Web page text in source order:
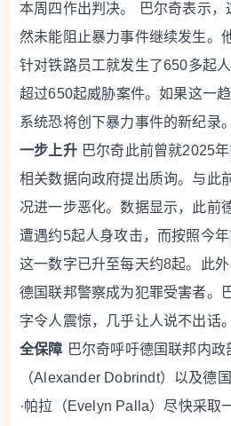
本周四作出判决。
巴尔奇表示
然未能阻止暴力事件继续发生。
针对铁路员工就发生了650多起
超过650起威胁案件。如果这一
系统恐将创下暴力事件的新纪录
一步上升 巴尔奇此前曾就2025
相关数据向政府提出质询。与此
况进一步恶化。数据显示，此前
遭遇约5起人身攻击，而按照今年
这一数字已升至每天约8起。此
德国联邦警察成为犯罪受害者。
字令人震惊，几乎让人说不出话
全保障 巴尔奇呼吁德国联邦内
（Alexander Dobrindt）以及德
·帕拉（Evelyn Palla）尽快采取